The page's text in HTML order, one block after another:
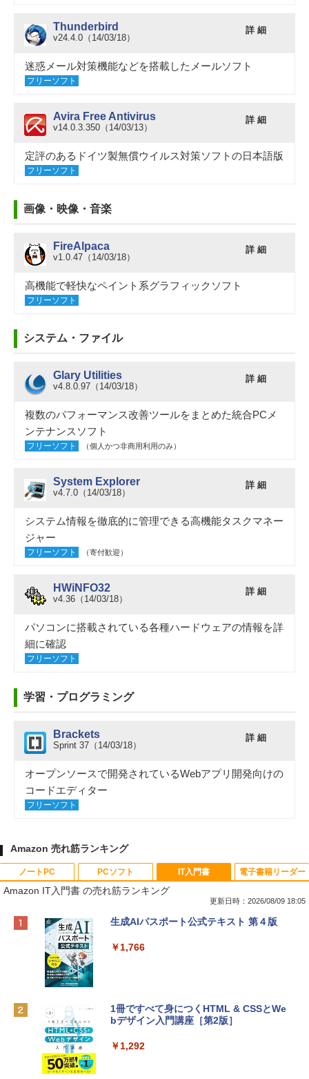
Thunderbird
v24.4.0（14/03/18）
詳 細
迷惑メール対策機能などを搭載したメールソフト
フリーソフト
Avira Free Antivirus
v14.0.3.350（14/03/13）
詳 細
定評のあるドイツ製無償ウイルス対策ソフトの日本語版
フリーソフト
画像・映像・音楽
FireAlpaca
v1.0.47（14/03/18）
詳 細
高機能で軽快なペイント系グラフィックソフト
フリーソフト
システム・ファイル
Glary Utilities
v4.8.0.97（14/03/18）
詳 細
複数のパフォーマンス改善ツールをまとめた統合PCメ
ンテナンスソフト
フリーソフト （個人かつ非商用利用のみ）
System Explorer
v4.7.0（14/03/18）
詳 細
システム情報を徹底的に管理できる高機能タスクマネー
ジャー
フリーソフト （寄付歓迎）
HWiNFO32
v4.36（14/03/18）
詳 細
パソコンに搭載されている各種ハードウェアの情報を詳
細に確認
フリーソフト
学習・プログラミング
Brackets
Sprint 37（14/03/18）
詳 細
オープンソースで開発されているWebアプリ開発向けの
コードエディター
フリーソフト
Amazon 売れ筋ランキング
ノートPC
Apple 2026 MacBook Neo A18 Proチッ
e Intelligenceのために設計、Liquid Ret
￥113,748
tomtoc 360°保護 15.6 16インチ パソコ
PCソフト
Robloxギフトカード - 800 Robux 【限
インゲームコード】 ロブロックス | オン
Robloxギフトカード - 1000 Robux 【限
インゲームコード】 ロブロックス |オン
IT入門書
Amazon IT入門書 の売れ筋ランキング
更新日時：2026/08/09 18:05
生成AIパスポート公式テキスト 第４版
￥1,766
1冊ですべて身につくHTML & CSSとWe
bデザイン入門講座［第2版］
￥1,292
電子書籍リーダー